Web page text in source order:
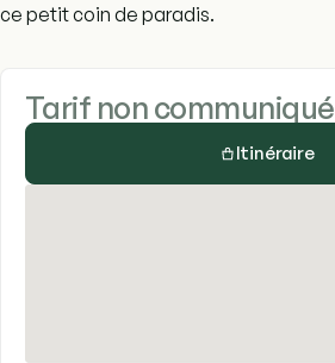
ce petit coin de paradis.
Tarif non communiqué
Itinéraire